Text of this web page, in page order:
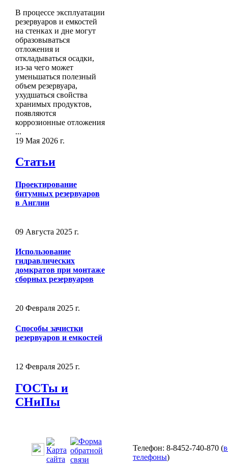
В процессе эксплуатации
резервуаров и емкостей
на стенках и дне могут
образовываться
отложения и
откладываться осадки,
из-за чего может
уменьшаться полезный
объем резервуара,
ухудшаться свойства
хранимых продуктов,
появляются
коррозионные отложения
...
19 Мая 2026 г.
Статьи
Проектирование
битумных резервуаров
в Англии
09 Августа 2025 г.
Использование
гидравлических
домкратов при монтаже
сборных резервуаров
20 Февраля 2025 г.
Способы зачистки
резервуаров и емкостей
12 Февраля 2025 г.
ГОСТы и
СНиПы
Телефон: 8-8452-740-870 (
телефоны)